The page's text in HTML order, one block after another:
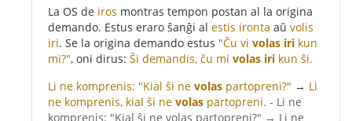
La OS de iros montras tempon postan al la origina
demando. Estus eraro ŝanĝi al estis ironta aŭ volis
iri. Se la origina demando estus "Ĉu vi volas iri kun
mi?", oni dirus: Ŝi demandis, ĉu mi volas iri kun ŝi.
Li ne komprenis: "Kial ŝi ne volas partopreni?" → Li
ne komprenis, kial ŝi ne volas partopreni. - Li ne
komprenis: "Kial ŝi ne volas partopreni?" → Li ne